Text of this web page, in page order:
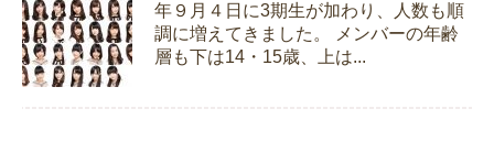
年９月４日に3期生が加わり、人数も順
調に増えてきました。 メンバーの年齢
層も下は14・15歳、上は...